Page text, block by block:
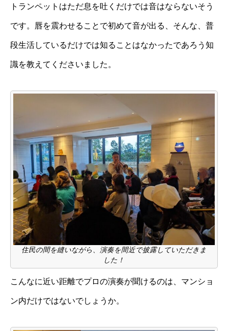
トランペットはただ息を吐くだけでは音はならないそう
です。唇を震わせることで初めて音が出る、そんな、普
段生活しているだけでは知ることはなかったであろう知
識を教えてくださいました。
住民の間を縫いながら、演奏を間近で披露していただきま
した！
こんなに近い距離でプロの演奏が聞けるのは、マンショ
ン内だけではないでしょうか。